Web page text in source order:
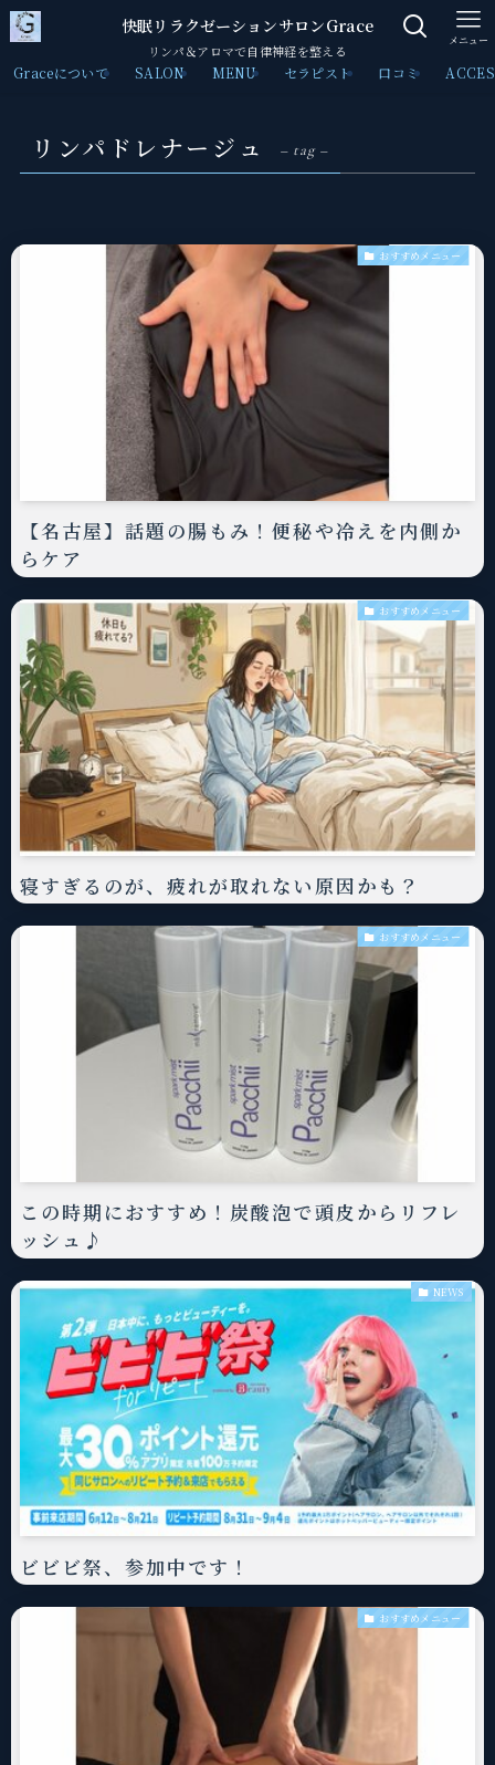
快眠リラクゼーションサロンGrace
リンパ＆アロマで自律神経を整える
メニュー
Graceについて SALON MENU セラピスト 口コミ
リンパドレナージュ – tag –
おすすめメニュー
【名古屋】話題の腸もみ！便秘や冷えを内側か
らケア
おすすめメニュー
寝すぎるのが、疲れが取れない原因かも？
おすすめメニュー
この時期におすすめ！炭酸泡で頭皮からリフレ
ッシュ♪
NEWS
ビビビ祭、参加中です！
おすすめメニュー